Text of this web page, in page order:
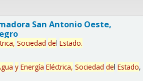
San Antonio Oeste,
Sociedad del Estado.
y Energía Eléctrica, Sociedad del Estado,